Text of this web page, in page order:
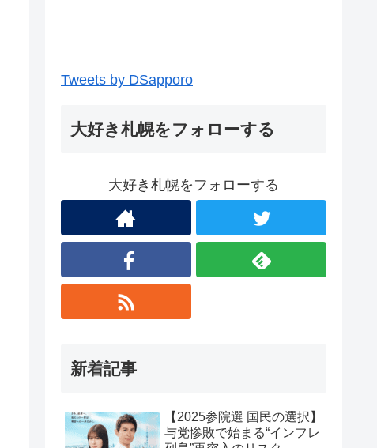
Tweets by DSapporo
大好き札幌をフォローする
大好き札幌をフォローする
新着記事
【2025参院選 国民の選択】
与党惨敗で始まる“インフレ